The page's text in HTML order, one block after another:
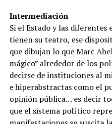
Intermediación
Si el Estado y las diferentes
tienen su teatro, ese
que dibujan lo que Marc
mágico” alrededor de los
decirse de instituciones al
e hiperabstractas como el
opinión pública… es decir
que el sistema político